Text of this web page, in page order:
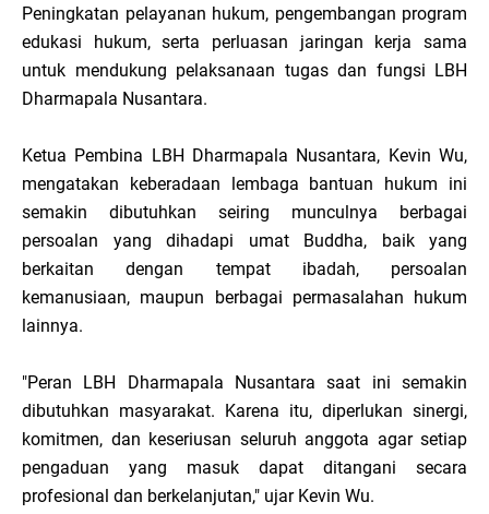
Peningkatan pelayanan hukum, pengembangan program
edukasi hukum, serta perluasan jaringan kerja sama
untuk mendukung pelaksanaan tugas dan fungsi LBH
Dharmapala Nusantara.
Ketua Pembina LBH Dharmapala Nusantara, Kevin Wu,
mengatakan keberadaan lembaga bantuan hukum ini
semakin dibutuhkan seiring munculnya berbagai
persoalan yang dihadapi umat Buddha, baik yang
berkaitan dengan tempat ibadah, persoalan
kemanusiaan, maupun berbagai permasalahan hukum
lainnya.
"Peran LBH Dharmapala Nusantara saat ini semakin
dibutuhkan masyarakat. Karena itu, diperlukan sinergi,
komitmen, dan keseriusan seluruh anggota agar setiap
pengaduan yang masuk dapat ditangani secara
profesional dan berkelanjutan," ujar Kevin Wu.